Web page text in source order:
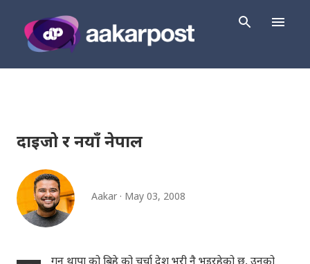
दाइजो र नयाँ नेपाल
Aakar May 03, 2008
गन थापा को बिहे को चर्चा देश भरी नै भइरहेको छ, उनको